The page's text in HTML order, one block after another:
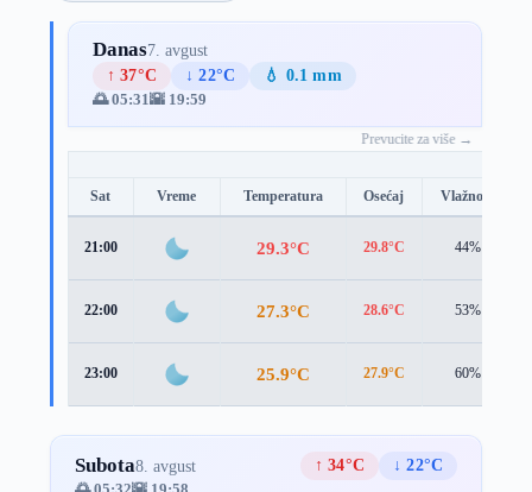
Danas7. avgust
↑ 37°C
↓ 22°C
💧 0.1 mm
🌅 05:31🌇 19:59
Prevucite za više →
Sat Vreme Temperatura Osećaj Vlažnost
21:00 29.3°C 29.8°C 44%
22:00 27.3°C 28.6°C 53%
23:00 25.9°C 27.9°C 60%
Subota8. avgust ↑ 34°C
↓ 22°C